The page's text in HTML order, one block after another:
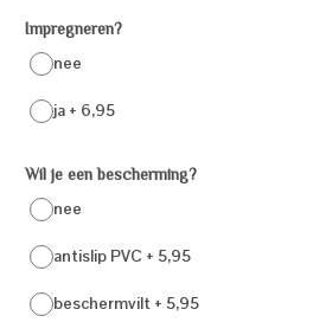
Impregneren?
nee
ja + 6,95
Wil je een bescherming?
nee
antislip PVC + 5,95
beschermvilt + 5,95